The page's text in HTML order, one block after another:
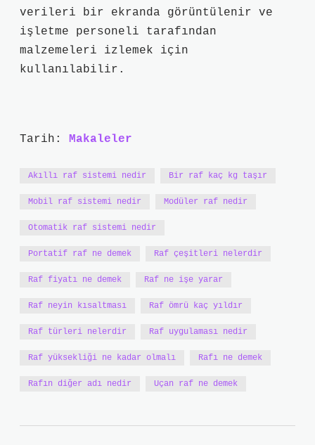
verileri bir ekranda görüntülenir ve
işletme personeli tarafından
malzemeleri izlemek için
kullanılabilir.
Tarih: Makaleler
Akıllı raf sistemi nedir Bir raf kaç kg taşır
Mobil raf sistemi nedir Modüler raf nedir
Otomatik raf sistemi nedir
Portatif raf ne demek Raf çeşitleri nelerdir
Raf fiyatı ne demek Raf ne işe yarar
Raf neyin kısaltması Raf ömrü kaç yıldır
Raf türleri nelerdir Raf uygulaması nedir
Raf yüksekliği ne kadar olmalı Rafı ne demek
Rafın diğer adı nedir Uçan raf ne demek